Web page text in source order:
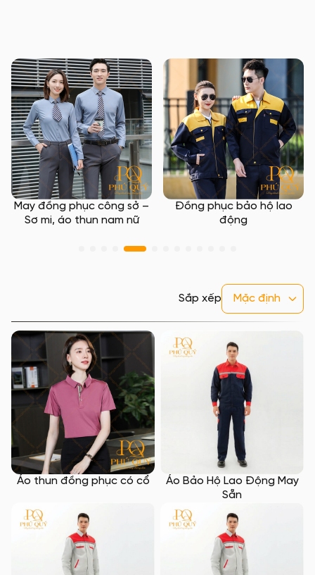
May đồng phục công sở –
Sơ mi, áo thun nam nữ
Đồng phục bảo hộ lao
động
Sắp xếp
Áo thun đồng phục có cổ
Áo Bảo Hộ Lao Động May
Sẵn